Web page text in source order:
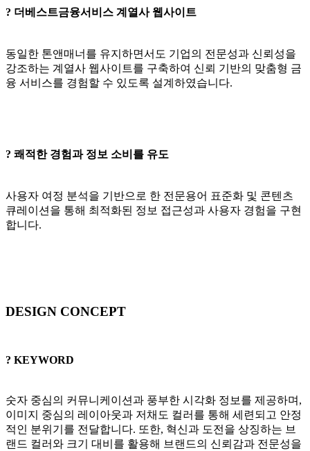
? 더베스트금융서비스 계열사 웹사이트
동일한 톤앤매너를 유지하면서도 기업의 전문성과 신뢰성을
강조하는 계열사 웹사이트를 구축하여 신뢰 기반의 맞춤형 금
융 서비스를 경험할 수 있도록 설계하였습니다.
? 쾌적한 경험과 정보 소비를 유도
사용자 여정 분석을 기반으로 한 전문용어 표준화 및 콘텐츠
큐레이션을 통해 최적화된 정보 접근성과 사용자 경험을 구현
합니다.
DESIGN CONCEPT
? KEYWORD
숫자 중심의 커뮤니케이션과 풍부한 시각화 정보를 제공하며,
이미지 중심의 레이아웃과 저채도 컬러를 통해 세련되고 안정
적인 분위기를 전달합니다. 또한, 혁신과 도전을 상징하는 브
랜드 컬러와 크기 대비를 활용해 브랜드의 신뢰감과 전문성을